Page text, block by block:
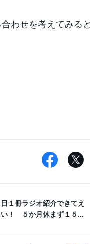
わせを考えてみる
日１冊ラジオ紹介できてえ
い！ ５か月休まず１５...